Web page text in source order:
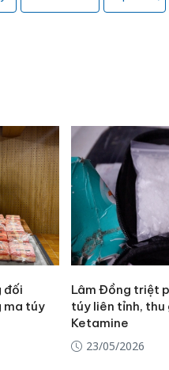
đối
ma túy
Lâm Đồng triệt
túy liên tỉnh, thu
Ketamine
23/05/2026